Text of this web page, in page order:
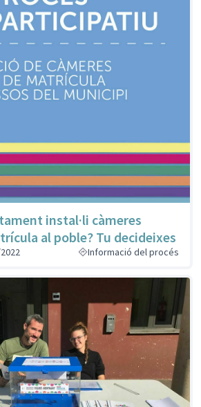
instal·li càmeres
al poble? Tu decideixes
Informació del procés